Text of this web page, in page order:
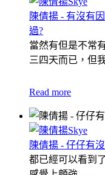
陳倩揚 - 有沒有
過?
當然有但是不常
三四天而已，但
Read more
陳倩揚 - 仔仔有
都已經可以看到